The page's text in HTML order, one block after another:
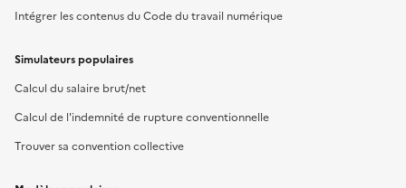
Intégrer les contenus du Code du travail numérique
Simulateurs populaires
Calcul du salaire brut/net
Calcul de l'indemnité de rupture conventionnelle
Trouver sa convention collective